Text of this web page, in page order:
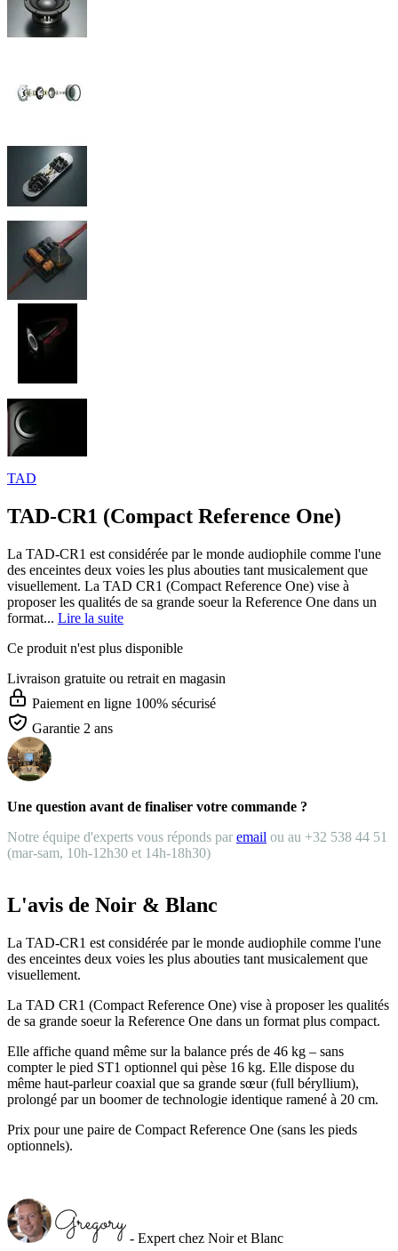
TAD
TAD-CR1 (Compact Reference One)
La TAD-CR1 est considérée par le monde audiophile comme l'une
des enceintes deux voies les plus abouties tant musicalement que
visuellement. La TAD CR1 (Compact Reference One) vise à
proposer les qualités de sa grande soeur la Reference One dans un
format... Lire la suite
Ce produit n'est plus disponible
Livraison gratuite ou retrait en magasin
Paiement en ligne 100% sécurisé
Garantie 2 ans
Une question avant de finaliser votre commande ?
Notre équipe d'experts vous réponds par email ou au +32 538 44 51
(mar-sam, 10h-12h30 et 14h-18h30)
L'avis de Noir & Blanc
La TAD-CR1 est considérée par le monde audiophile comme l'une
des enceintes deux voies les plus abouties tant musicalement que
visuellement.
La TAD CR1 (Compact Reference One) vise à proposer les qualités
de sa grande soeur la Reference One dans un format plus compact.
Elle affiche quand même sur la balance prés de 46 kg – sans
compter le pied ST1 optionnel qui pèse 16 kg. Elle dispose du
même haut-parleur coaxial que sa grande sœur (full béryllium),
prolongé par un boomer de technologie identique ramené à 20 cm.
Prix pour une paire de Compact Reference One (sans les pieds
optionnels).
- Expert chez Noir et Blanc